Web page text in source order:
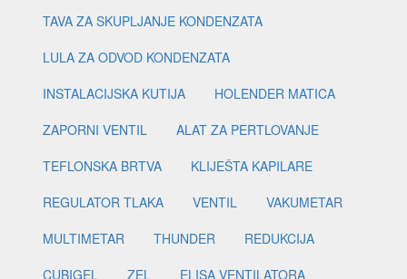
TAVA ZA SKUPLJANJE KONDENZATA
LULA ZA ODVOD KONDENZATA
INSTALACIJSKA KUTIJA
HOLENDER MATICA
ZAPORNI VENTIL
ALAT ZA PERTLOVANJE
TEFLONSKA BRTVA
KLIJEŠTA KAPILARE
REGULATOR TLAKA
VENTIL
VAKUMETAR
MULTIMETAR
THUNDER
REDUKCIJA
CUBIGEL
ZEL
ELISA VENTILATORA